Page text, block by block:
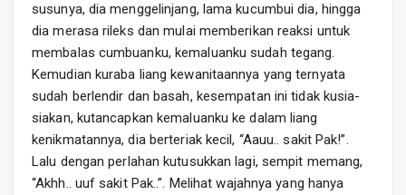
susunya, dia menggelinjang, lama kucumbui dia, hingga
dia merasa rileks dan mulai memberikan reaksi untuk
membalas cumbuanku, kemaluanku sudah tegang.
Kemudian kuraba liang kewanitaannya yang ternyata
sudah berlendir dan basah, kesempatan ini tidak kusia-
siakan, kutancapkan kemaluanku ke dalam liang
kenikmatannya, dia berteriak kecil, “Aauu.. sakit Pak!”.
Lalu dengan perlahan kutusukkan lagi, sempit memang,
“Akhh.. uuf sakit Pak..”. Melihat wajahnya yang hanya